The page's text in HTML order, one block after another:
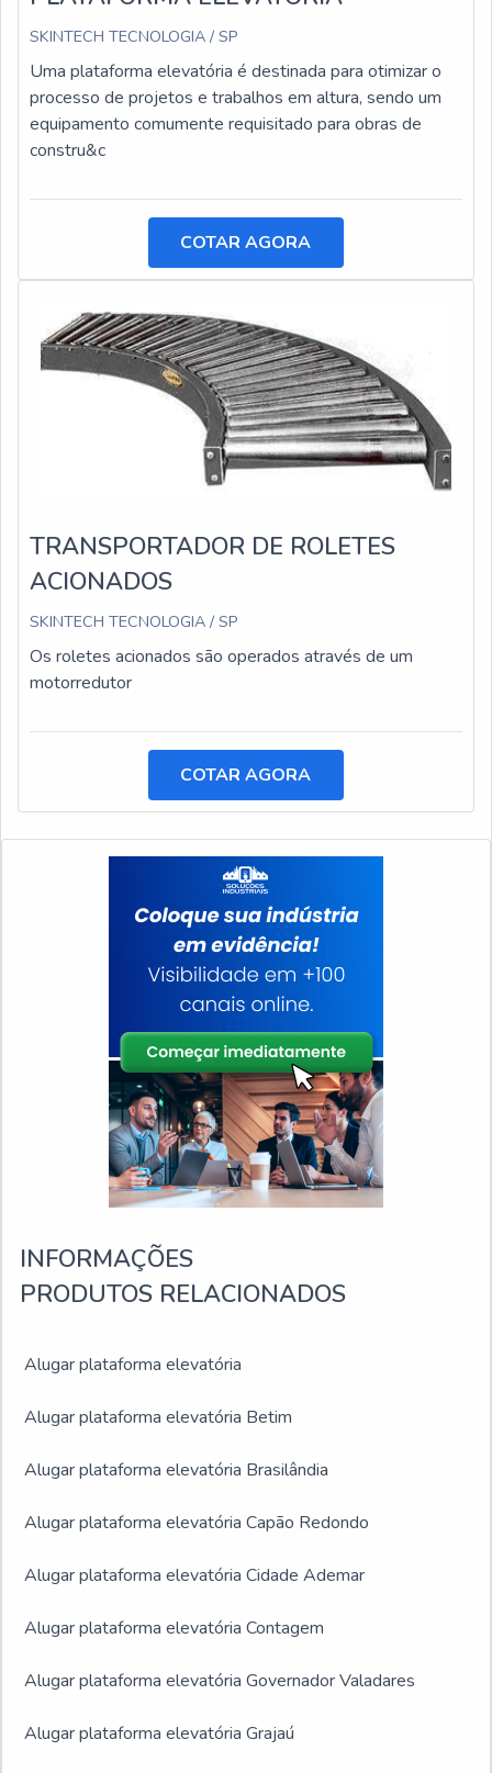
SKINTECH TECNOLOGIA / SP
Uma plataforma elevatória é destinada para otimizar o
processo de projetos e trabalhos em altura, sendo um
equipamento comumente requisitado para obras de
constru&c
COTAR AGORA
TRANSPORTADOR DE ROLETES
ACIONADOS
SKINTECH TECNOLOGIA / SP
Os roletes acionados são operados através de um
motorredutor
COTAR AGORA
INFORMAÇÕES
PRODUTOS RELACIONADOS
Alugar plataforma elevatória
Alugar plataforma elevatória Betim
Alugar plataforma elevatória Brasilândia
Alugar plataforma elevatória Capão Redondo
Alugar plataforma elevatória Cidade Ademar
Alugar plataforma elevatória Contagem
Alugar plataforma elevatória Governador Valadares
Alugar plataforma elevatória Grajaú